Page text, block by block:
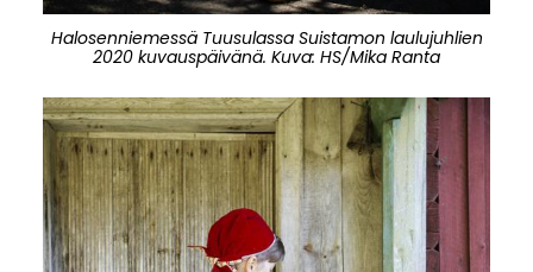
Halosenniemessä Tuusulassa Suistamon laulujuhlien
2020 kuvauspäivänä. Kuva: HS/Mika Ranta